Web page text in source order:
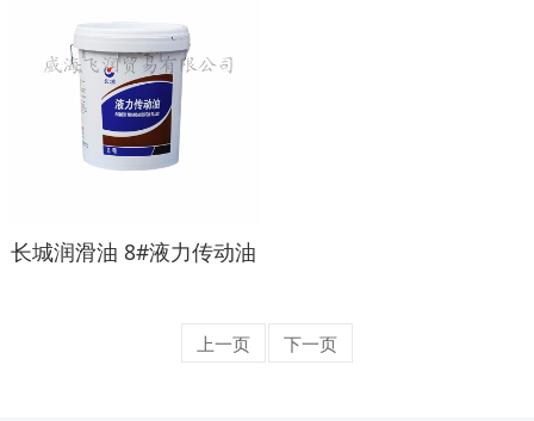
长城润滑油 8#液力传动油
上一页 下一页